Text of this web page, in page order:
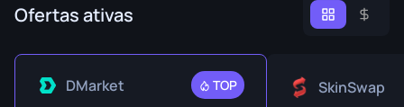
Ofertas ativas
DMarket TOP SkinSwap